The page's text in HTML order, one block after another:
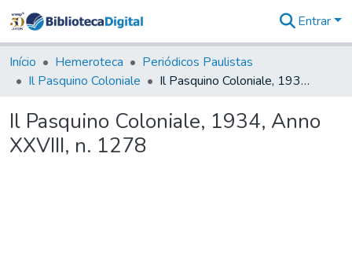
&
Coleções
Tudo na
Digital
Entrar
Início Hemeroteca
Periódicos Paulistas
Il Pasquino Coloniale
Il Pasquino Coloniale, 1934, Anno XXVIII, n. 1278
Il Pasquino Coloniale, 1934, Anno
XXVIII, n. 1278